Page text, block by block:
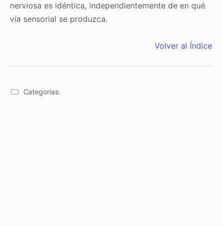
nerviosa es idéntica, independientemente de en qué
vía sensorial se produzca.
Volver al Índice
Categorías: